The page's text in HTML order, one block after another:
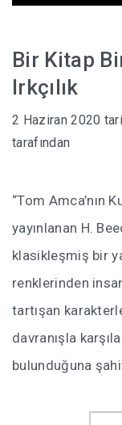
Bir Kitap
Irkçılık
2 Haziran 2020
tarafından
“Tom Amca’nın
yayınlanan H.
klasikleşmiş bir
renklerinden
tartışan
davranışla
bulunduğuna